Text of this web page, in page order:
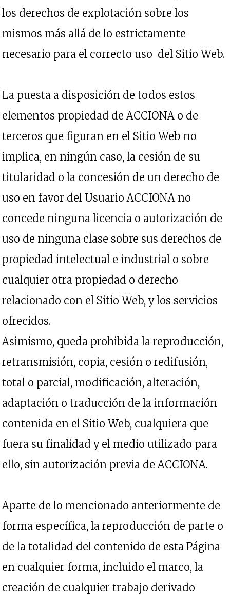
los derechos de explotación sobre los
mismos más allá de lo estrictamente
necesario para el correcto uso del Sitio Web.
La puesta a disposición de todos estos
elementos propiedad de ACCIONA o de
terceros que figuran en el Sitio Web no
implica, en ningún caso, la cesión de su
titularidad o la concesión de un derecho de
uso en favor del Usuario ACCIONA no
concede ninguna licencia o autorización de
uso de ninguna clase sobre sus derechos de
propiedad intelectual e industrial o sobre
cualquier otra propiedad o derecho
relacionado con el Sitio Web, y los servicios
ofrecidos.
Asimismo, queda prohibida la reproducción,
retransmisión, copia, cesión o redifusión,
total o parcial, modificación, alteración,
adaptación o traducción de la información
contenida en el Sitio Web, cualquiera que
fuera su finalidad y el medio utilizado para
ello, sin autorización previa de ACCIONA.
Aparte de lo mencionado anteriormente de
forma específica, la reproducción de parte o
de la totalidad del contenido de esta Página
en cualquier forma, incluido el marco, la
creación de cualquier trabajo derivado